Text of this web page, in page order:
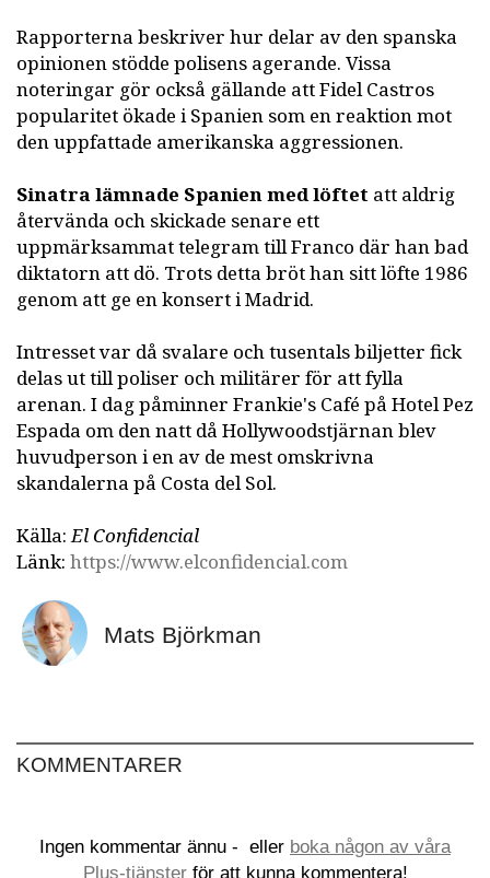
Rapporterna beskriver hur delar av den spanska
opinionen stödde polisens agerande. Vissa
noteringar gör också gällande att Fidel Castros
popularitet ökade i Spanien som en reaktion mot
den uppfattade amerikanska aggressionen.
Sinatra lämnade Spanien med löftet att aldrig
återvända och skickade senare ett
uppmärksammat telegram till Franco där han bad
diktatorn att dö. Trots detta bröt han sitt löfte 1986
genom att ge en konsert i Madrid.
Intresset var då svalare och tusentals biljetter fick
delas ut till poliser och militärer för att fylla
arenan. I dag påminner Frankie's Café på Hotel Pez
Espada om den natt då Hollywoodstjärnan blev
huvudperson i en av de mest omskrivna
skandalerna på Costa del Sol.
Källa:El Confidencial
Länk: https://www.elconfidencial.com
Mats Björkman
KOMMENTARER
Ingen kommentar ännu - eller boka någon av våra
Plus-tjänsterför att kunna kommentera!